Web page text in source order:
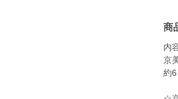
商
内
京
約